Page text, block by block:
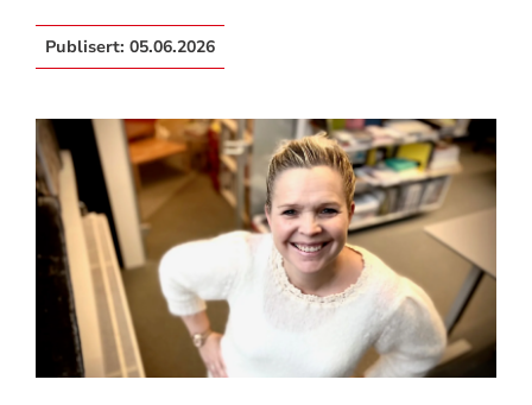
Publisert: 05.06.2026